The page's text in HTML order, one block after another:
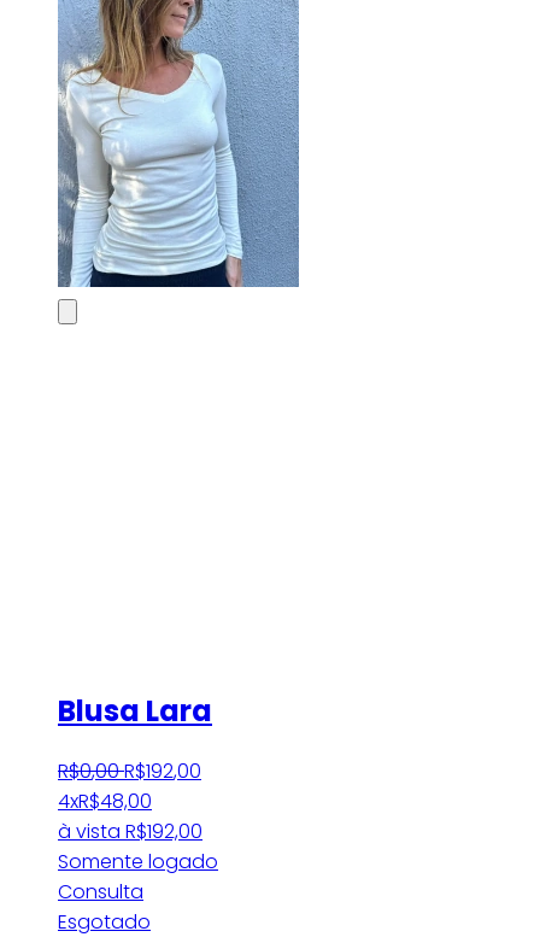
Blusa Lara
R$0,00R$192,00
4xR$48,00
à vista R$192,00
Somente logado
Consulta
Esgotado